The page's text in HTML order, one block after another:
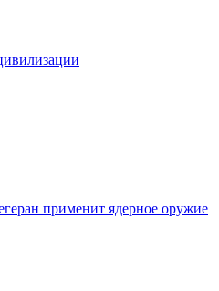
применит ядерное оружие